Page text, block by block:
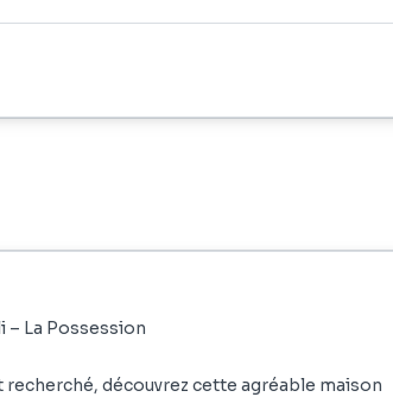
La Possession
recherché, découvrez cette agréable maison